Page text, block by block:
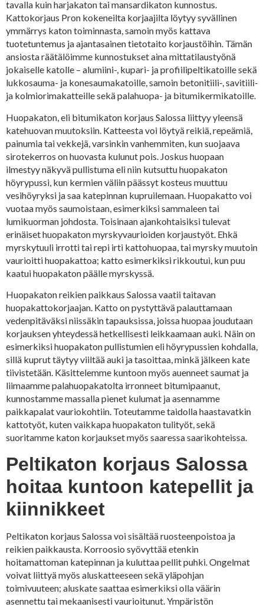
tavalla kuin harjakaton tai mansardikaton kunnostus.
Kattokorjaus Pron kokeneilta korjaajilta löytyy syvällinen
ymmärrys katon toiminnasta, samoin myös kattava
tuotetuntemus ja ajantasainen tietotaito korjaustöihin. Tämän
ansiosta räätälöimme kunnostukset aina mittatilaustyönä
jokaiselle katolle – alumiini-, kupari- ja profiilipeltikatoille sekä
lukkosauma- ja konesaumakatoille, samoin betonitiili-, savitiili-
ja kolmiorimakatteille sekä palahuopa- ja bitumikermikatoille.
Huopakaton, eli bitumikaton korjaus Salossa liittyy yleensä
katehuovan muutoksiin. Katteesta voi löytyä reikiä, repeämiä,
painumia tai vekkejä, varsinkin vanhemmiten, kun suojaava
sirotekerros on huovasta kulunut pois. Joskus huopaan
ilmestyy näkyvä pullistuma eli niin kutsuttu huopakaton
höyrypussi, kun kermien väliin päässyt kosteus muuttuu
vesihöyryksi ja saa katepinnan kupruilemaan. Huopakatto voi
vuotaa myös saumoistaan, esimerkiksi sammaleen tai
lumikuorman johdosta. Toisinaan ajankohtaisiksi tulevat
erinäiset huopakaton myrskyvaurioiden korjaustyöt. Ehkä
myrskytuuli irrotti tai repi irti kattohuopaa, tai myrsky muutoin
vaurioitti huopakattoa; katto esimerkiksi rikkoutui, kun puu
kaatui huopakaton päälle myrskyssä.
Huopakaton reikien paikkaus Salossa vaatii taitavan
huopakattokorjaajan. Katto on pystyttävä palauttamaan
vedenpitäväksi niissäkin tapauksissa, joissa huopaa joudutaan
korjauksen yhteydessä hetkellisesti leikkaamaan auki. Näin on
esimerkiksi huopakaton pullistumien eli höyrypussien kohdalla,
sillä kuprut täytyy viiltää auki ja tasoittaa, minkä jälkeen kate
tiivistetään. Käsittelemme kuntoon myös auenneet saumat ja
liimaamme palahuopakatolta irronneet bitumipaanut,
kunnostamme massalla pienet kulumat ja asennamme
paikkapalat vauriokohtiin. Toteutamme taidolla haastavatkin
kattotyöt, kuten vaikkapa huopakaton tulityöt, sekä
suoritamme katon korjaukset myös saaressa saarikohteissa.
Peltikaton korjaus Salossa
hoitaa kuntoon katepellit ja
kiinnikkeet
Peltikaton korjaus Salossa voi sisältää ruosteenpoistoa ja
reikien paikkausta. Korroosio syövyttää etenkin
hoitamattoman katepinnan ja kuluttaa pellit puhki. Ongelmat
voivat liittyä myös aluskatteeseen sekä yläpohjan
toimivuuteen; aluskate saattaa esimerkiksi olla väärin
asennettu tai mekaanisesti vaurioitunut. Ympäristön